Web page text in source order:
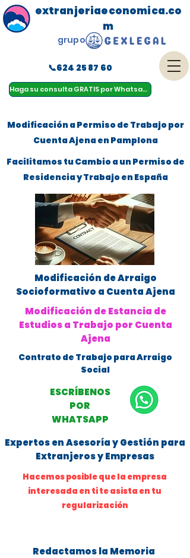
Haga su consulta GRATIS por Whatsapp
menu
extranjeriaeconomica.co
m
📞624 25 87 60
grupo
Modificación a Permiso de Trabajo por
Cuenta Ajena en Pamplona
Facilitamos tu Cambio a un Permiso de
Residencia y Trabajo en España
Modificación de Arraigo
Socioformativo a Cuenta Ajena
Modificación de Estancia de
Estudios a Trabajo por Cuenta
Ajena
Contrato de Trabajo para Arraigo
Social
ESCRÍBENOS
POR
WHATSAPP
Expertos en Asesoría y Gestión para
Extranjeros y Empresas
Hacemos posible que la empresa
interesada en ti te asista en tu
regularización
Redactamos la Memoria